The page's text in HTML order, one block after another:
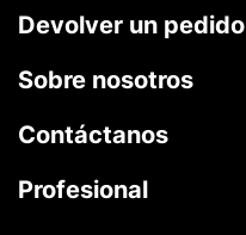
Devolver un pedido
Sobre nosotros
Contáctanos
Profesional